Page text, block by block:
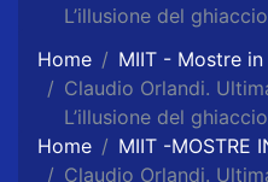
L’illusione del
Home
MIIT - Mostre in
Claudio Orlandi.
L’illusione del
Home
MIIT -MOSTRE
Claudio Orlandi.